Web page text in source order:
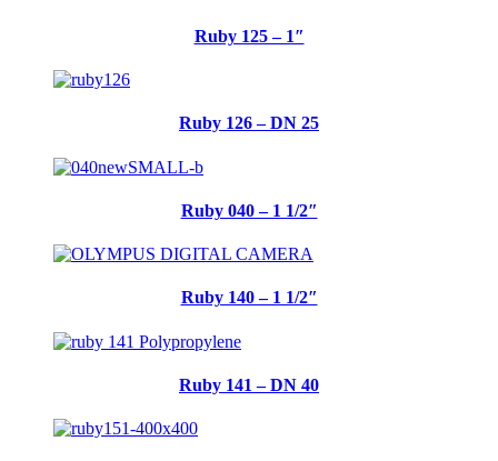
Ruby 125 – 1″
Ruby 126 – DN 25
Ruby 040 – 1 1/2″
Ruby 140 – 1 1/2″
Ruby 141 – DN 40